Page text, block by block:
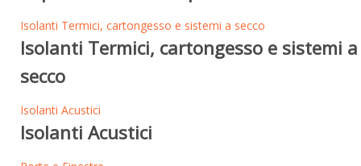
Isolanti Termici, cartongesso e sistemi a secco
Isolanti Termici, cartongesso e sistemi a
secco
Isolanti Acustici
Isolanti Acustici